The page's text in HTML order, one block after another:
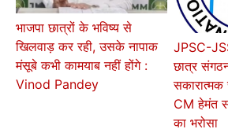
भाजपा छात्रों के भविष्य से
खिलवाड़ कर रही, उसके नापाक
मंसूबे कभी कामयाब नहीं होंगे :
Vinod Pandey
JPSC-
छात्र
CM हेमंत
का भरोसा